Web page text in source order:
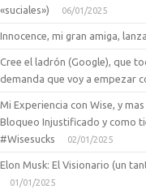
«suciales»)
06/01/2025
Innocence, mi gran amiga,
Cree el ladrón (Google), que
demanda que voy a empezar
Mi Experiencia con Wise, y
Bloqueo Injustificado y como
#Wisesucks
02/01/2025
Elon Musk: El Visionario (un
01/01/2025